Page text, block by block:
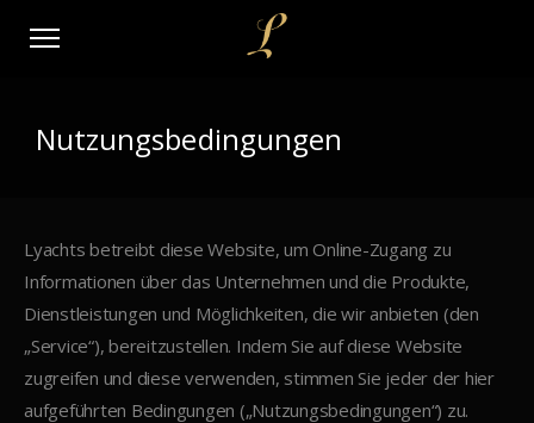
Nutzungsbedingungen
Lyachts betreibt diese Website, um Online-Zugang zu
Informationen über das Unternehmen und die Produkte,
Dienstleistungen und Möglichkeiten, die wir anbieten (den
„Service“), bereitzustellen. Indem Sie auf diese Website
zugreifen und diese verwenden, stimmen Sie jeder der hier
aufgeführten Bedingungen („Nutzungsbedingungen“) zu.